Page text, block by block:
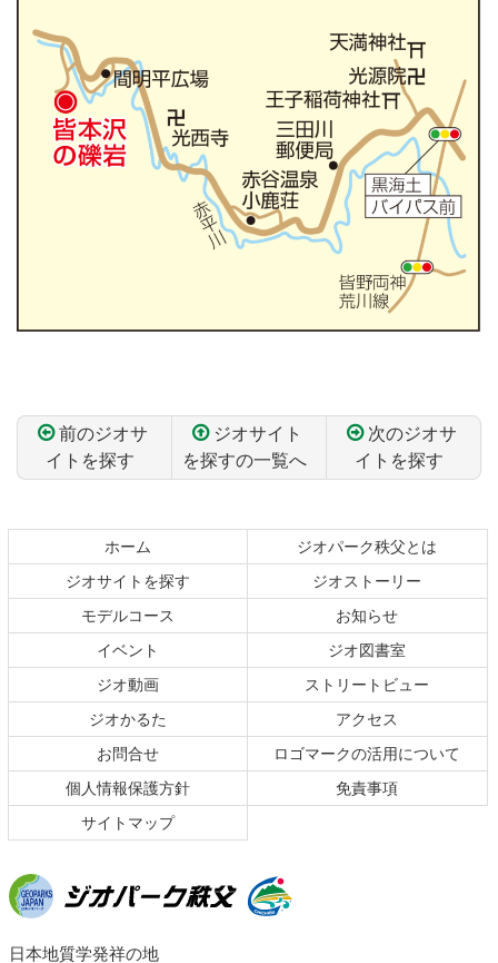
前のジオサ
イトを探す
ジオサイト
を探すの一覧へ
次のジオサ
イトを探す
ン
文
へ
の
へ
ホーム
ジオパーク秩父とは
ジオサイトを探す
ジオストーリー
モデルコース
お知らせ
イベント
ジオ図書室
ジオ動画
ストリートビュー
ジオかるた
アクセス
お問合せ
ロゴマークの活用について
個人情報保護方針
免責事項
サイトマップ
ジオパーク秩父
日本地質学発祥の地